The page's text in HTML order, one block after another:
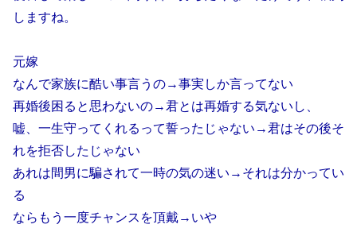
しますね。
元嫁
なんで家族に酷い事言うの→事実しか言ってない
再婚後困ると思わないの→君とは再婚する気ないし、
嘘、一生守ってくれるって誓ったじゃない→君はその後そ
れを拒否したじゃない
あれは間男に騙されて一時の気の迷い→それは分かってい
る
ならもう一度チャンスを頂戴→いや